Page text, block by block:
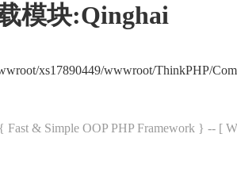
模块:Qinghai
xs17890449/wwwroot/ThinkPHP/
{ Fast & Simple OOP PHP Framework } -- [